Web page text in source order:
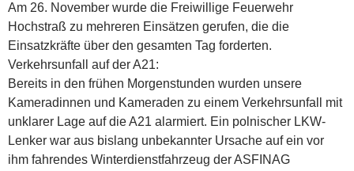
Am 26. November wurde die Freiwillige Feuerwehr
Hochstraß zu mehreren Einsätzen gerufen, die die
Einsatzkräfte über den gesamten Tag forderten.
Verkehrsunfall auf der A21:
Bereits in den frühen Morgenstunden wurden unsere
Kameradinnen und Kameraden zu einem Verkehrsunfall mit
unklarer Lage auf die A21 alarmiert. Ein polnischer LKW-
Lenker war aus bislang unbekannter Ursache auf ein vor
ihm fahrendes Winterdienstfahrzeug der ASFINAG